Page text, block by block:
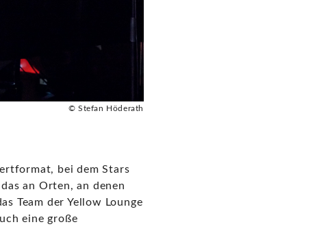
© Stefan Höderath
bei dem Stars
an Orten, an denen
Team der Yellow Lounge
eine große